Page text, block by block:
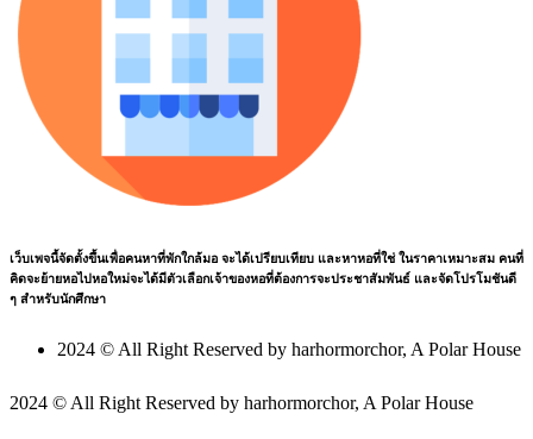
เว็บเพจนี้จัดตั้งขึ้นเพื่อคนหาที่พักใกล้มอ จะได้เปรียบเทียบ และหาหอที่ใช่ ในราคาเหมาะสม คนที่
คิดจะย้ายหอไปหอใหม่จะได้มีตัวเลือกเจ้าของหอที่ต้องการจะประชาสัมพันธ์ และจัดโปรโมชันดี
ๆ สำหรับนักศึกษา
2024 © All Right Reserved by harhormorchor, A Polar House
2024 © All Right Reserved by harhormorchor, A Polar House